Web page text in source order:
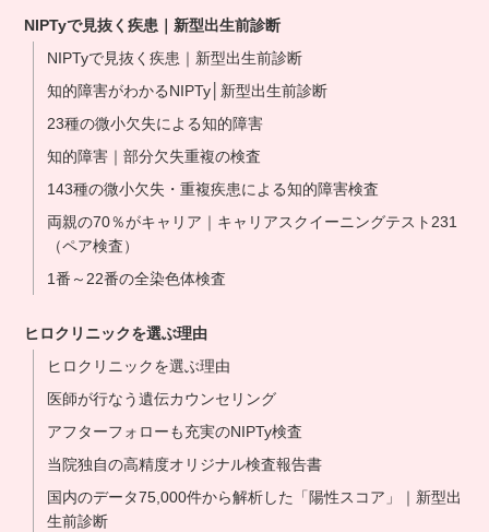
NIPTyで見抜く疾患｜新型出生前診断
NIPTyで見抜く疾患｜新型出生前診断
知的障害がわかるNIPTy│新型出生前診断
23種の微小欠失による知的障害
知的障害｜部分欠失重複の検査
143種の微小欠失・重複疾患による知的障害検査
両親の70％がキャリア｜キャリアスクイーニングテスト231
（ペア検査）
1番～22番の全染色体検査
ヒロクリニックを選ぶ理由
ヒロクリニックを選ぶ理由
医師が行なう遺伝カウンセリング
アフターフォローも充実のNIPTy検査
当院独自の高精度オリジナル検査報告書
国内のデータ75,000件から解析した「陽性スコア」｜新型出
生前診断